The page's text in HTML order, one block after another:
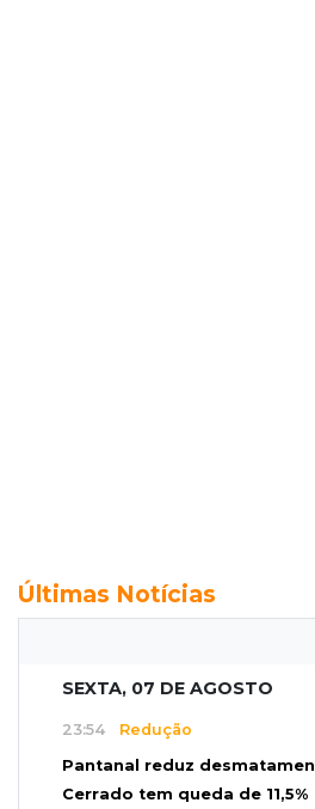
Últimas Notícias
SEXTA, 07 DE AGOSTO
23:54 Redução
Pantanal reduz
Cerrado tem queda de 11,5%